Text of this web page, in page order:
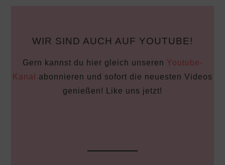
WIR SIND AUCH AUF YOUTUBE!
Gern kannst du hier gleich unseren Youtube-
Kanal
abonnieren und sofort die neuesten Videos
genießen! Like uns jetzt!